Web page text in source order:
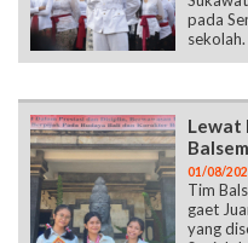
pada
sekolah.
Lewat
01/08/
Tim
gaet
yang